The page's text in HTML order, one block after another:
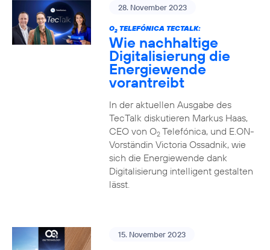
28. November 2023
O2TELEFÓNICA TECTALK:
Wie nachhaltige
Digitalisierung die
Energiewende
vorantreibt
In der aktuellen Ausgabe des
TecTalk diskutieren Markus Haas,
CEO von O2Telefónica, und E.ON-
Vorständin Victoria Ossadnik, wie
sich die Energiewende dank
Digitalisierung intelligent gestalten
lässt.
15. November 2023